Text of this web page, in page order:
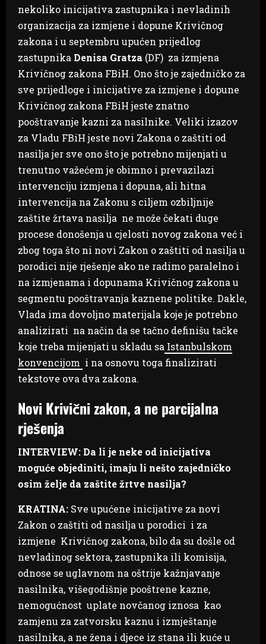
nekoliko inicijativa zastupnika i nevladinih
organizacija za izmjene i dopune Krivičnog
zakona i u septembru upućen prijedlog
zastupnika Denisa Gratza (DF) za izmjena
Krivičnog zakona FBiH. Ono što je zajedničko za
sve prijedloge i inicijative za izmjene i dopune
Krivičnog zakona FBiH jeste znatno
pooštravanje kazni za nasilnike. Veliki izazov
za Vladu FBiH jeste novi Zakona o zaštiti od
nasilja jer sve ono što je potrebno mijenjati u
trenutno važećem je obimno i prevazilazi
intervenciju izmjena i dopuna, ali hitna
intervencija na Zakonu s ciljem ozbiljnije
zaštite žrtava nasilja ne može čekati duge
procese donošenja u cjelosti novog zakona već i
zbog toga što ni novi Zakon o zaštiti od nasilja u
porodici nije rješenje ako ne radimo paralelno i
na izmjenama i dopunama Krivičnog zakona u
segmentu pooštravanja kaznene politike. Dakle,
Vlada ima dovoljno materijala koje je potrebno
analizirati na način da se tačno definišu tačke
koje treba mijenjati u skladu sa Istanbulskom
konvencijom i na osnovu toga finalizirati
tekstove ova dva zakona.
Novi Krivični zakon, a ne parcijalna
rješenja
INTERVIEW: Da li je neke od inicijativa
moguće objediniti, imaju li nešto zajedničko
osim želje da zaštite žrtve nasilja?
KRATINA: Sve upućene inicijative za novi
Zakon o zaštiti od nasilja u porodici i za
izmjene Krivičnog zakona, bilo da su došle od
nevladinog sektora, zastupnika ili komisija,
odnose se uglavnom na oštrije kažnjavanje
nasilnika, višegodišnje pooštrene kazne,
nemogućnost uplate novčanog iznosa kao
zamjenu za zatvorsku kaznu i izmještanje
nasilnika, a ne žena i djece iz stana ili kuće u